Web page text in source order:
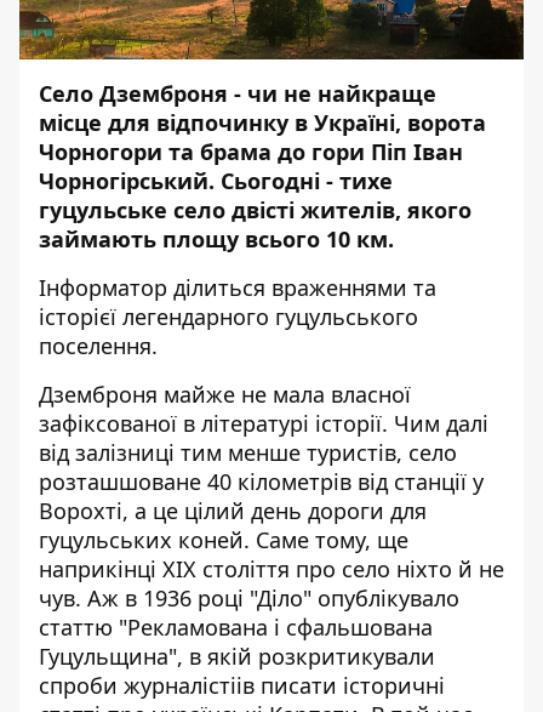
Село Дземброня - чи не найкраще
місце для відпочинку в Україні, ворота
Чорногори та брама до гори Піп Іван
Чорногірський. Сьогодні - тихе
гуцульське село двісті жителів, якого
займають площу всього 10 км.
Інформатор ділиться враженнями та
історієї легендарного гуцульського
поселення.
Дземброня майже не мала власної
зафіксованої в літературі історії. Чим далі
від залізниці тим менше туристів, село
розташшоване 40 кілометрів від станції у
Ворохті, а це цілий день дороги для
гуцульських коней. Саме тому, ще
наприкінці ХІХ століття про село ніхто й не
чув. Аж в 1936 році "Діло" опублікувало
статтю "Рекламована і сфальшована
Гуцульщина", в якій розкритикували
спроби журналістіів писати історичні